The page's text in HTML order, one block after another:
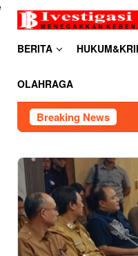
BERITA
OLAHRAGA
Breaking News